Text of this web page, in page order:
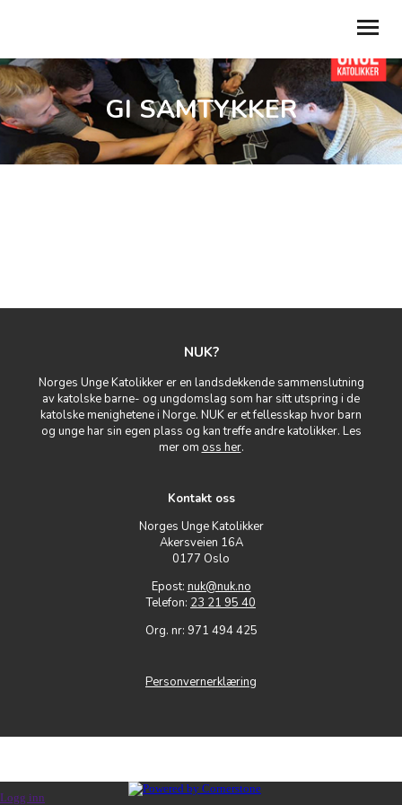
BLI MEDLEM
MIN SIDE
GI SAMTYKKER
NUK?
Norges Unge Katolikker er en landsdekkende sammenslutning
av katolske barne- og ungdomslag som har sitt utspring i de
katolske menighetene i Norge. NUK er et fellesskap hvor barn
og unge har sin egen plass og kan treffe andre katolikker. Les
mer om oss her.
Kontakt oss
Norges Unge Katolikker
Akersveien 16A
0177 Oslo
Epost: nuk@nuk.no
Telefon: 23 21 95 40
Org. nr: 971 494 425
Personvernerklæring
Logg inn